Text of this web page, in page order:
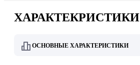
ХАРАКТЕКРИСТИКИ
ОСНОВНЫЕ ХАРАКТЕРИСТИКИ